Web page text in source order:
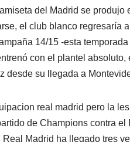
del Madrid se produjo
el club blanco regresaría
14/15 -esta
con el plantel
desde su llegada a
real madrid pero la
de Champions contra
Madrid ha llegado tres